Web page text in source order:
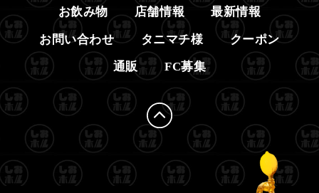
お飲み物 店舗情報 最新情報
お問い合わせ タニマチ様 クーポン
通販 FC募集